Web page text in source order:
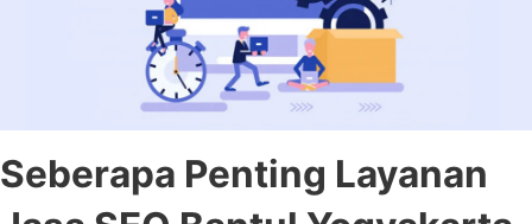
Seberapa Penting Layanan